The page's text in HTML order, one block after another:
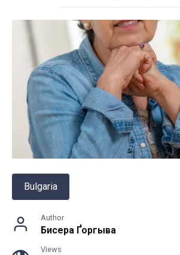
Bulgaria
Author
Бисера Ґоргыва
Views